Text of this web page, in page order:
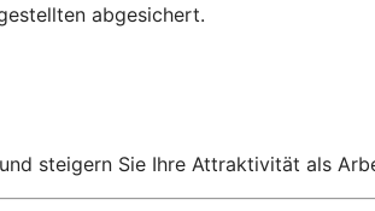
abgesichert.
steigern Sie Ihre Attraktivität als